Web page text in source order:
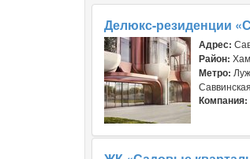
Делюкс-резиденции
Адрес:
Район:
Метро:
Компания: